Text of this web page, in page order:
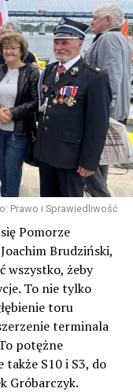
Prawo i Sprawiedliwość
Pomorze
Brudziński,
wszystko, żeby
To nie tylko
toru
terminala
potężne
S10 i S3, do
Gróbarczyk.